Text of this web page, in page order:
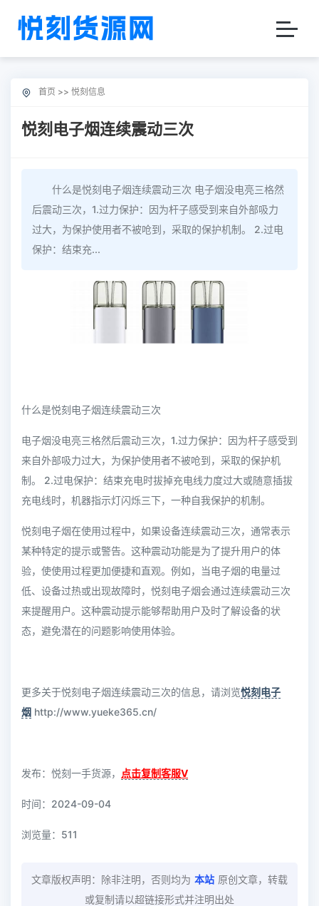
首页 >> 悦刻信息
悦刻电子烟连续震动三次
什么是悦刻电子烟连续震动三次 电子烟没电亮三格然
后震动三次，1.过力保护：因为杆子感受到来自外部吸力
过大，为保护使用者不被呛到，采取的保护机制。 2.过电
保护：结束充...
什么是悦刻电子烟连续震动三次
电子烟没电亮三格然后震动三次，1.过力保护：因为杆子感受到
来自外部吸力过大，为保护使用者不被呛到，采取的保护机
制。 2.过电保护：结束充电时拔掉充电线力度过大或随意插拔
充电线时，机器指示灯闪烁三下，一种自我保护的机制。
悦刻电子烟在使用过程中，如果设备连续震动三次，通常表示
某种特定的提示或警告。这种震动功能是为了提升用户的体
验，使使用过程更加便捷和直观。例如，当电子烟的电量过
低、设备过热或出现故障时，悦刻电子烟会通过连续震动三次
来提醒用户。这种震动提示能够帮助用户及时了解设备的状
态，避免潜在的问题影响使用体验。
更多关于悦刻电子烟连续震动三次的信息，请浏览悦刻电子
烟 http://www.yueke365.cn/
发布：悦刻一手货源， 点击复制客服V
时间：2024-09-04
浏览量： 511
文章版权声明：除非注明，否则均为 本站 原创文章，转载
或复制请以超链接形式并注明出处